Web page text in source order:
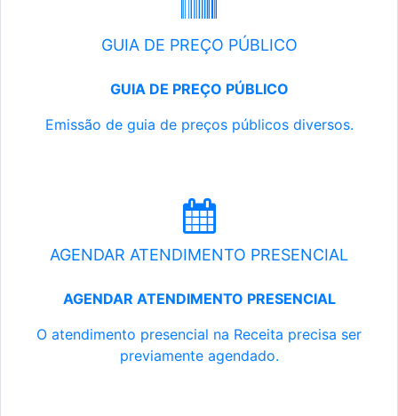
GUIA DE PREÇO PÚBLICO
GUIA DE PREÇO PÚBLICO
Emissão de guia de preços públicos diversos.
AGENDAR ATENDIMENTO PRESENCIAL
AGENDAR ATENDIMENTO PRESENCIAL
O atendimento presencial na Receita precisa ser
previamente agendado.